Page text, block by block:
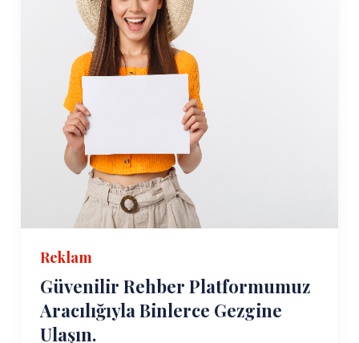
Reklam
Güvenilir Rehber Platformumuz
Aracılığıyla Binlerce Gezgine
Ulaşın.